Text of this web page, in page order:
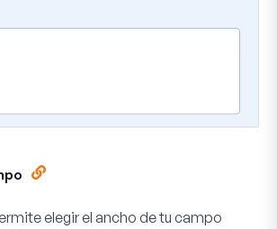
elegir el ancho de tu campo